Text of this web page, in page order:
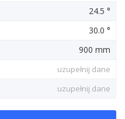
24.5 °
30.0 °
900 mm
uzupełnij dane
uzupełnij dane